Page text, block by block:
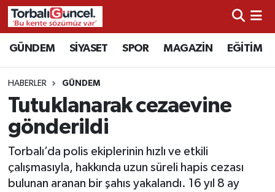
GÜNDEM SİYASET SPOR MAGAZİN EĞİTİM
HABERLER GÜNDEM
Tutuklanarak cezaevine
gönderildi
Torbalı’da polis ekiplerinin hızlı ve etkili
çalışmasıyla, hakkında uzun süreli hapis cezası
bulunan aranan bir şahıs yakalandı. 16 yıl 8 ay
İzmir Nöbetçi Eczaneler
İzmir Hava Durumu
İzmir Namaz Vakitleri
Süper Lig Puan Durumu ve Fikstür